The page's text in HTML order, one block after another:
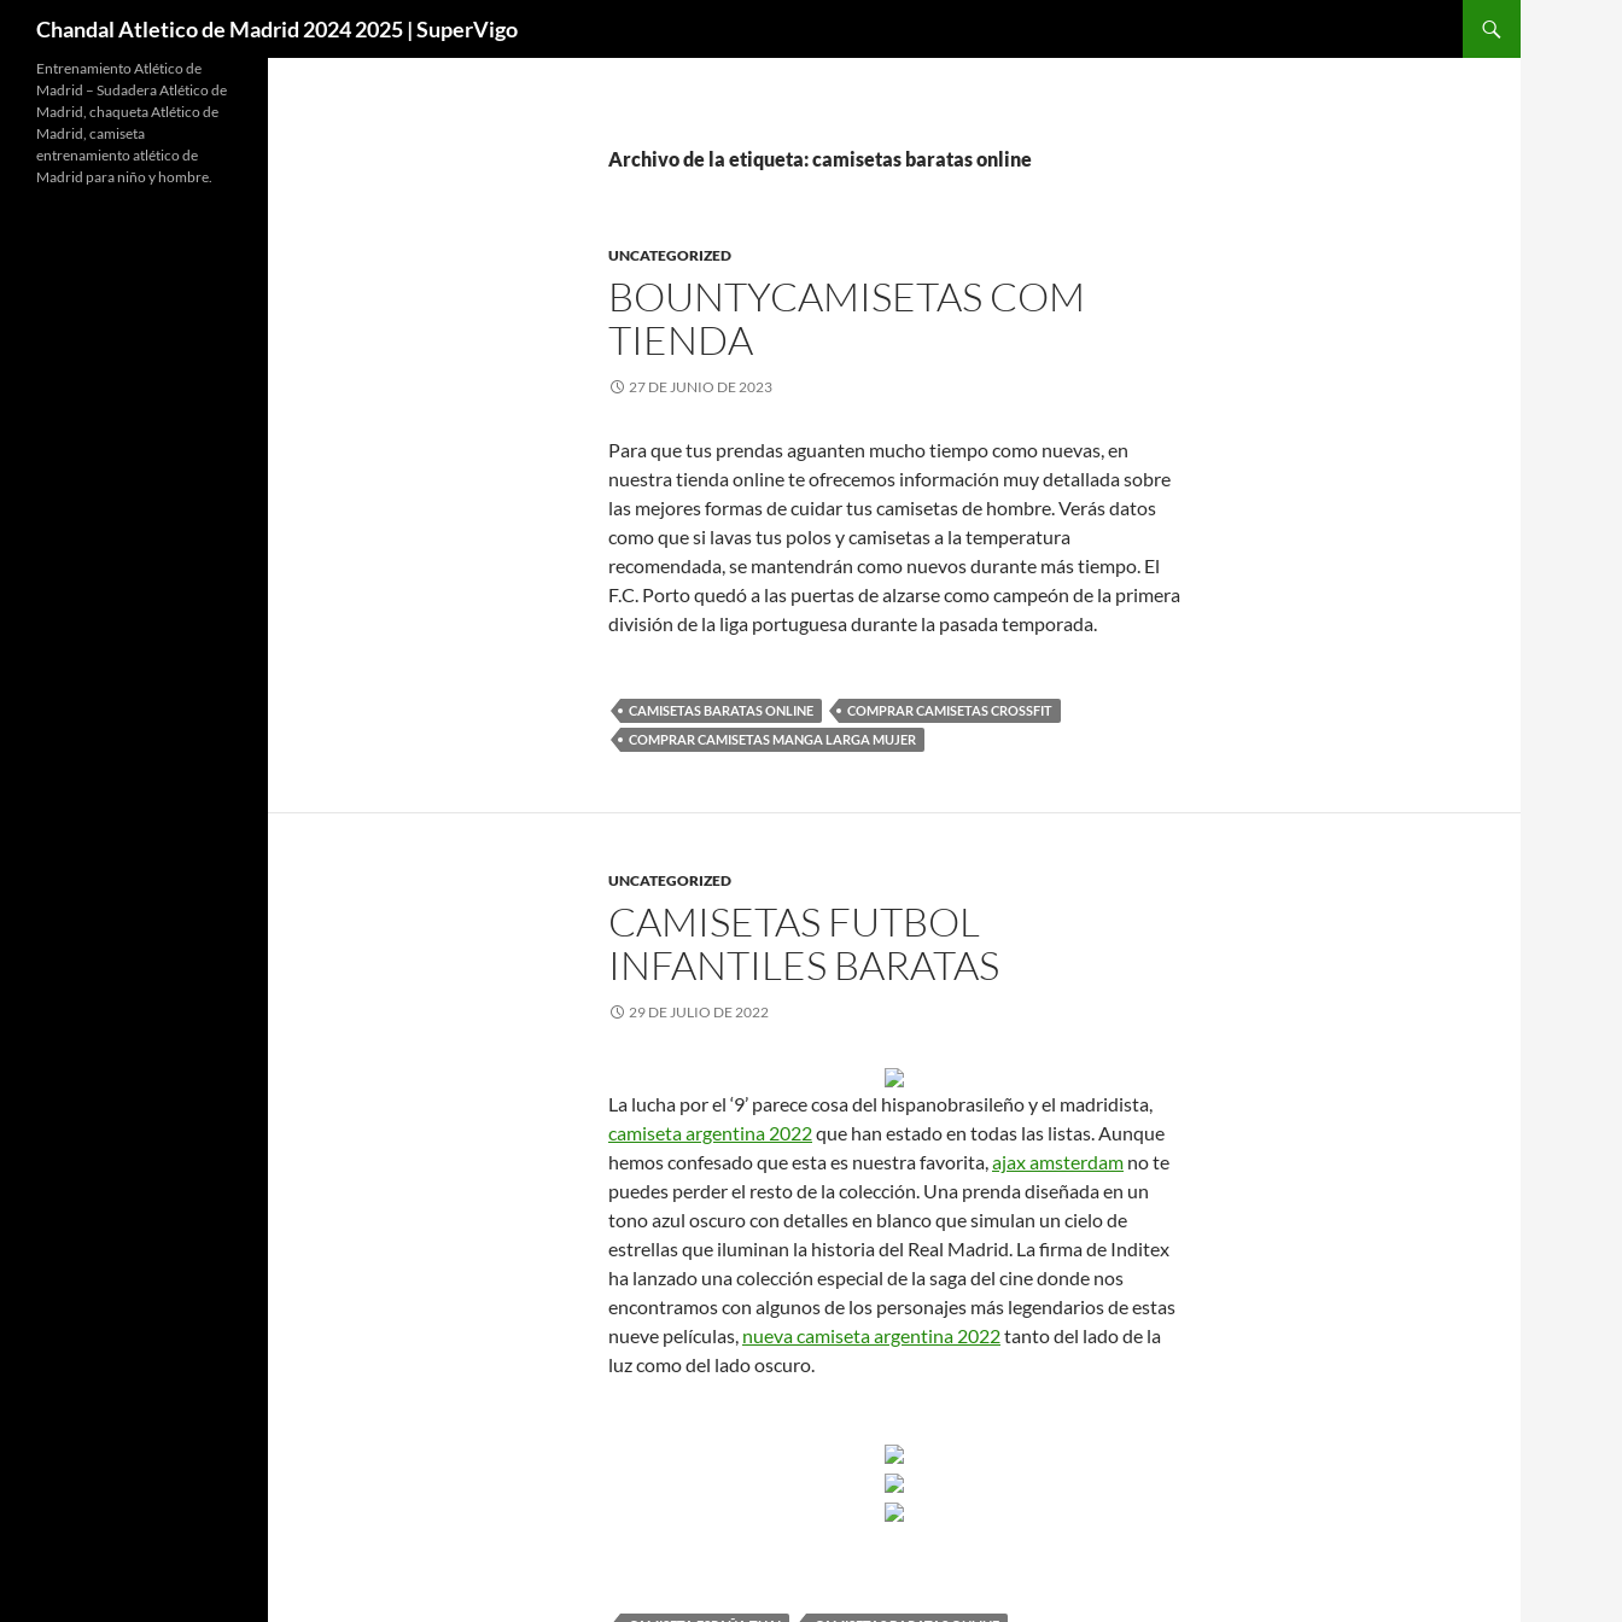
Chandal Atletico de Madrid 2024 2025 | SuperVigo
Archivo de la etiqueta: camisetas baratas online
UNCATEGORIZED
BOUNTYCAMISETAS COM
TIENDA
27 DE JUNIO DE 2023
Para que tus prendas aguanten mucho tiempo como nuevas, en
nuestra tienda online te ofrecemos información muy detallada sobre
las mejores formas de cuidar tus camisetas de hombre. Verás datos
como que si lavas tus polos y camisetas a la temperatura
recomendada, se mantendrán como nuevos durante más tiempo. El
F.C. Porto quedó a las puertas de alzarse como campeón de la primera
división de la liga portuguesa durante la pasada temporada.
CAMISETAS BARATAS ONLINE
COMPRAR CAMISETAS CROSSFIT
COMPRAR CAMISETAS MANGA LARGA MUJER
UNCATEGORIZED
CAMISETAS FUTBOL
INFANTILES BARATAS
29 DE JULIO DE 2022
La lucha por el ‘9’ parece cosa del hispanobrasileño y el madridista,
camiseta argentina 2022que han estado en todas las listas. Aunque
hemos confesado que esta es nuestra favorita,ajax amsterdam no te
puedes perder el resto de la colección. Una prenda diseñada en un
tono azul oscuro con detalles en blanco que simulan un cielo de
estrellas que iluminan la historia del Real Madrid. La firma de Inditex
ha lanzado una colección especial de la saga del cine donde nos
encontramos con algunos de los personajes más legendarios de estas
nueve películas, nueva camiseta argentina 2022tanto del lado de la
luz como del lado oscuro.
Entrenamiento Atlético de
Madrid – Sudadera Atlético de
Madrid, chaqueta Atlético de
Madrid, camiseta
entrenamiento atlético de
Madrid para niño y hombre.